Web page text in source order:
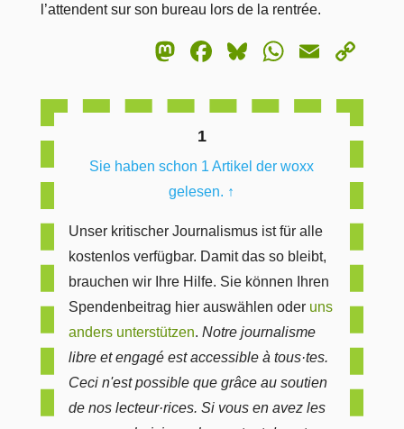
l’attendent sur son bureau lors de la rentrée.
Mastodon
Facebook
BlueskyEmail
1
Sie haben schon 1 Artikel der woxx
gelesen. ↑
Unser kritischer Journalismus ist für alle
kostenlos verfügbar. Damit das so bleibt,
brauchen wir Ihre Hilfe. Sie können Ihren
Spendenbeitrag hier auswählen oder uns
anders unterstützen. Notre journalisme
libre et engagé est accessible à tous·tes.
Ceci n'est possible que grâce au soutien
de nos lecteur·rices. Si vous en avez les